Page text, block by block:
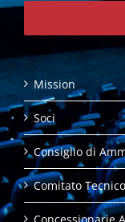
Mission
Soci
Consiglio di
Comitato Tecnico